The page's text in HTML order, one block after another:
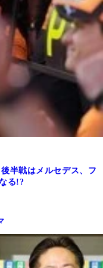
半戦はメルセデス、フ
る!?